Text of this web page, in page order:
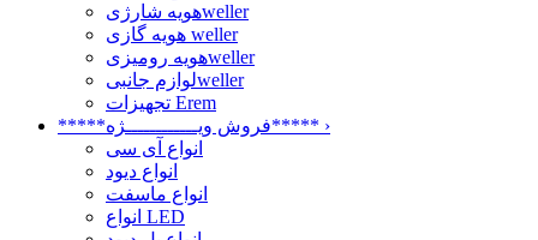
هویه شارژیweller
هویه گازی weller
هویه رومیزیweller
لوازم جانبیweller
تجهیزات Erem
*****فروش ویــــــــــــژه***** ›
انواع آی سی
انواع دیود
انواع ماسفت
انواع LED